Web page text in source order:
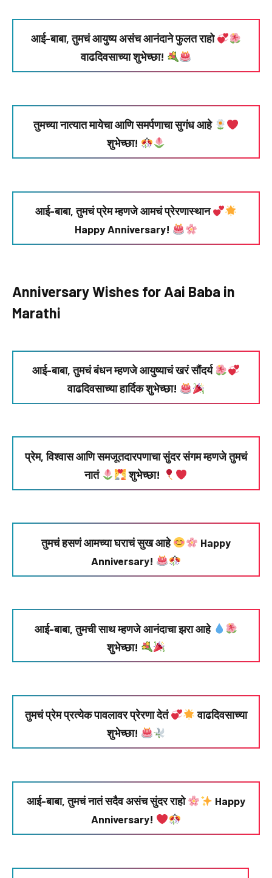
आई-बाबा, तुमचं आयुष्य असंच आनंदाने फुलत राहो
वाढदिवसाच्या शुभेच्छा!
तुमच्या नात्यात मायेचा आणि समर्पणाचा सुगंध आहे
शुभेच्छा!
आई-बाबा, तुमचं प्रेम म्हणजे आमचं प्रेरणास्थान
Happy Anniversary!
Anniversary Wishes for Aai Baba in
Marathi
आई-बाबा, तुमचं बंधन म्हणजे आयुष्याचं खरं सौंदर्य
वाढदिवसाच्या हार्दिक शुभेच्छा!
प्रेम, विश्वास आणि समजूतदारपणाचा सुंदर संगम म्हणजे तुमचं
नातं
शुभेच्छा!
तुमचं हसणं आमच्या घराचं सुख आहे
Happy
Anniversary!
आई-बाबा, तुमची साथ म्हणजे आनंदाचा झरा आहे
शुभेच्छा!
तुमचं प्रेम प्रत्येक पावलावर प्रेरणा देतं
वाढदिवसाच्या
शुभेच्छा!
आई-बाबा, तुमचं नातं सदैव असंच सुंदर राहो
Happy
Anniversary!